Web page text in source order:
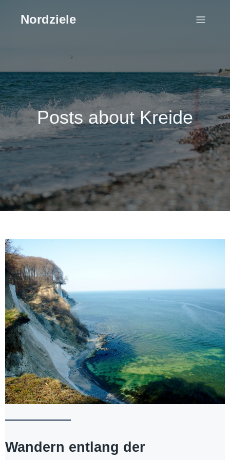
Nordziele
Posts about Kreide
Wandern entlang der